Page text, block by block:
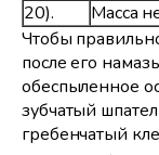
20). Масса
Чтобы
после его
обеспыленное
зубчатый
гребенчатый